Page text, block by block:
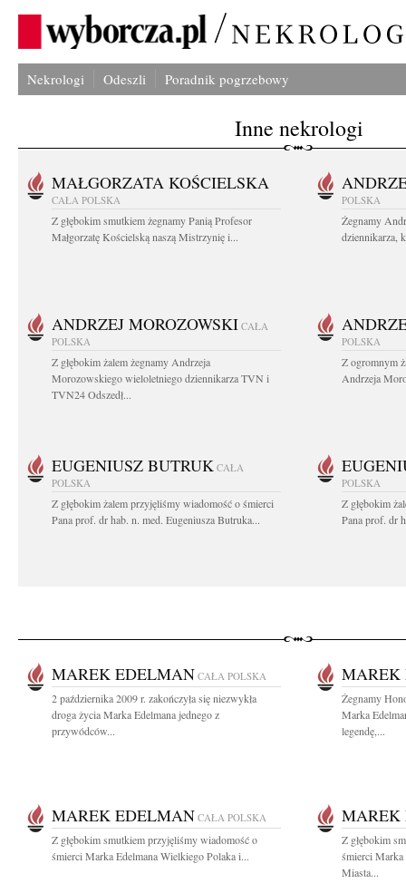
Nekrologi Odeszli Poradnik pogrzebowy
Inne nekrologi
MAŁGORZATA KOŚCIELSKA
CAŁA POLSKA
Z głębokim smutkiem żegnamy Panią Profesor
Małgorzatę Kościelską naszą Mistrzynię i...
POLSKA
Żegnamy
dziennikarza,
ANDRZEJ MOROZOWSKI CAŁA
POLSKA
Z głębokim żalem żegnamy Andrzeja
Morozowskiego wieloletniego dziennikarza TVN i
TVN24 Odszedł...
POLSKA
Z ogromnym
Andrzeja
EUGENIUSZ BUTRUK CAŁA
POLSKA
Z głębokim żalem przyjęliśmy wiadomość o śmierci
Pana prof. dr hab. n. med. Eugeniusza Butruka...
POLSKA
Z głębokim
Pana prof. dr
MAREK EDELMAN CAŁA POLSKA
2 października 2009 r. zakończyła się niezwykła
droga życia Marka Edelmana jednego z
przywódców...
MAREK
Żegnamy
Marka
legendę,...
MAREK EDELMAN CAŁA POLSKA
Z głębokim smutkiem przyjęliśmy wiadomość o
śmierci Marka Edelmana Wielkiego Polaka i...
MAREK
Z głębokim
śmierci
Miasta...